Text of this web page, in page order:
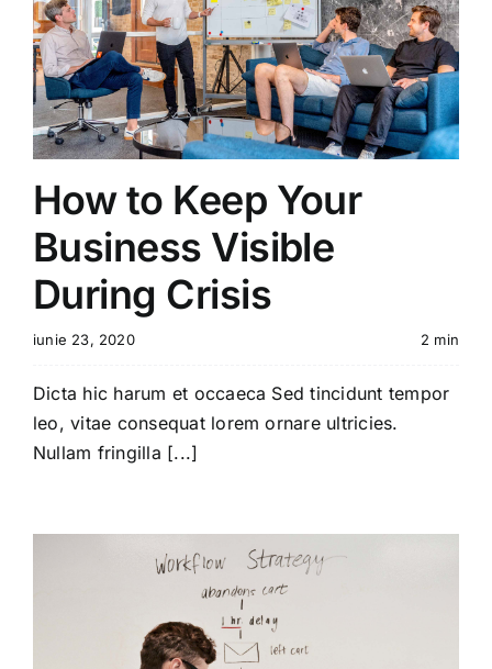
How to Keep Your
Business Visible
During Crisis
iunie 23, 2020 2 min
Dicta hic harum et occaeca Sed tincidunt tempor
leo, vitae consequat lorem ornare ultricies.
Nullam fringilla [...]